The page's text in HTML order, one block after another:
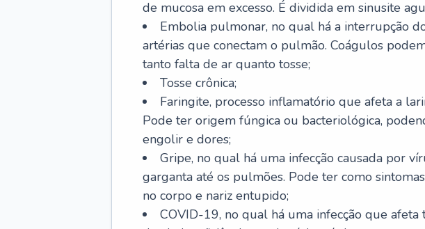
de mucosa em excesso. É dividida em sinusite
Embolia pulmonar, no qual há a interrupção
artérias que conectam o pulmão. Coágulos
tanto falta de ar quanto tosse;
Tosse crônica;
Faringite, processo inflamatório que afeta a
Pode ter origem fúngica ou bacteriológica,
engolir e dores;
Gripe, no qual há uma infecção causada por
garganta até os pulmões. Pode ter como
no corpo e nariz entupido;
COVID-19, no qual há uma infecção que afeta